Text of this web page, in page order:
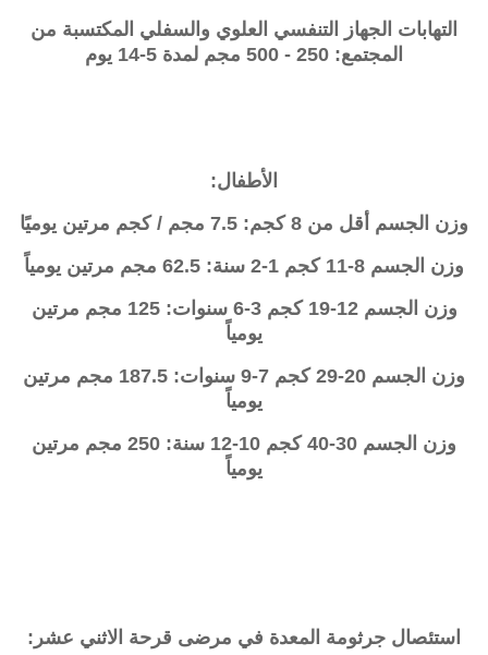
التهابات الجهاز التنفسي العلوي والسفلي المكتسبة من
المجتمع: 250 - 500 مجم لمدة 5-14 يوم
الأطفال:
وزن الجسم أقل من 8 كجم: 7.5 مجم / كجم مرتين يوميًا
وزن الجسم 8-11 كجم 1-2 سنة: 62.5 مجم مرتين يومياً
وزن الجسم 12-19 كجم 3-6 سنوات: 125 مجم مرتين
يومياً
وزن الجسم 20-29 كجم 7-9 سنوات: 187.5 مجم مرتين
يومياً
وزن الجسم 30-40 كجم 10-12 سنة: 250 مجم مرتين
يومياً
استئصال جرثومة المعدة في مرضى قرحة الاثني عشر: